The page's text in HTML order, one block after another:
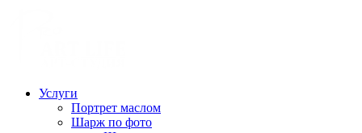
Услуги
Портрет маслом
Шарж по фото